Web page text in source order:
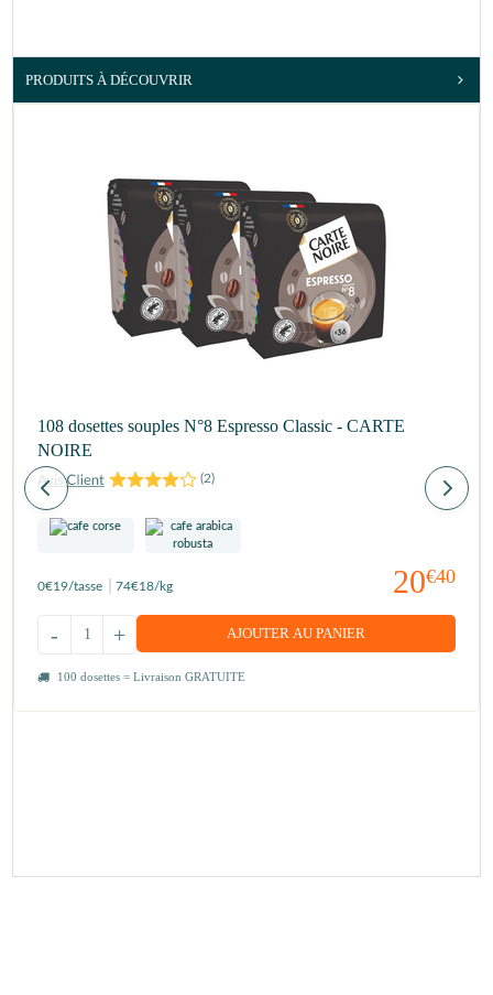
PRODUITS À DÉCOUVRIR
108 dosettes souples N°8 Espresso Classic - CARTE
NOIRE
(2)
20€40
0€19/tasse 74€18/kg
+
- AJOUTER AU PANIER
100 dosettes = Livraison GRATUITE